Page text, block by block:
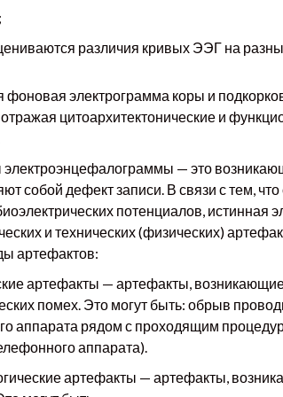
различия кривых ЭЭГ на
электрограмма коры и
цитоархитектонические и
— это
собой дефект записи. В связи с тем,
потенциалов, истинная
и технических (физических)
артефактов:
артефакты — артефакты,
помех. Это могут быть: обрыв
аппарата рядом с проходящим
аппарата).
артефакты — артефакты,